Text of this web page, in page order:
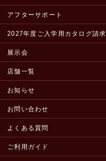
アフターサポート
2027年度ご入学用カタログ請求
展示会
店舗一覧
お知らせ
お問い合わせ
よくある質問
ご利用ガイド